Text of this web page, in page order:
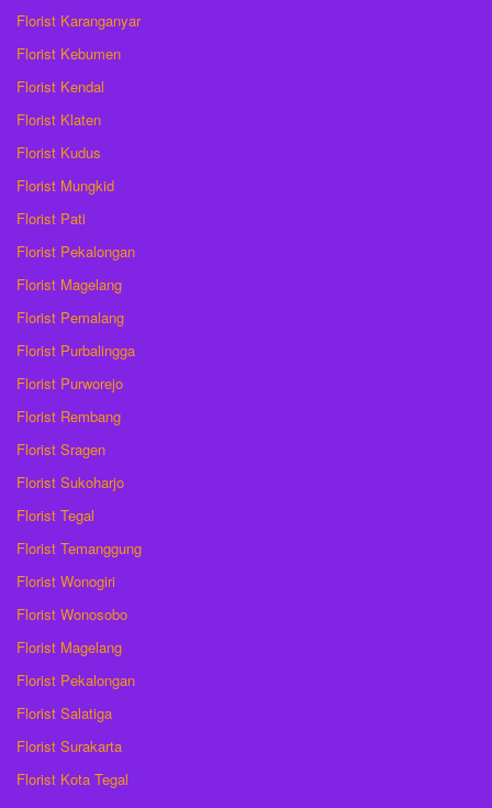
Florist Karanganyar
Florist Kebumen
Florist Kendal
Florist Klaten
Florist Kudus
Florist Mungkid
Florist Pati
Florist Pekalongan
Florist Magelang
Florist Pemalang
Florist Purbalingga
Florist Purworejo
Florist Rembang
Florist Sragen
Florist Sukoharjo
Florist Tegal
Florist Temanggung
Florist Wonogiri
Florist Wonosobo
Florist Magelang
Florist Pekalongan
Florist Salatiga
Florist Surakarta
Florist Kota Tegal